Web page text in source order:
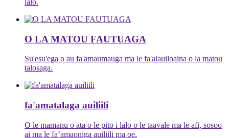
lalo.
O LA MATOU FAUTUAGA
Su'esu'ega o au fa'amaumauga ma le fa'alauiloaina o la matou
talosaga.
fa'amatalaga auiliili
O le mamanu o ata o le pito i lalo o le taavale ma le afi, sosoo
ai ma le faʻamaoniga auiliili ma oe.